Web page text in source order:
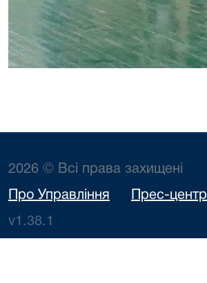
2026 © Всі права захищені
Про Управління Прес-центр
v1.38.1